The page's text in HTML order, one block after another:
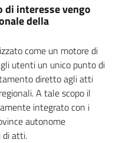
interesse vengo
della
come un motore di
utenti un unico punto di
diretto agli atti
A tale scopo il
integrato con i
autonome
di atti.